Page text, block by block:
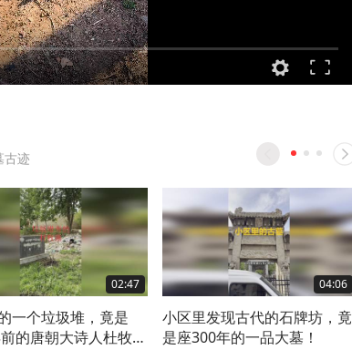
古迹
02:47
一个垃圾堆，竟是
的唐朝大诗人杜牧
04:06
小区里发现古代的石牌坊，竟
是座300年的一品大墓！